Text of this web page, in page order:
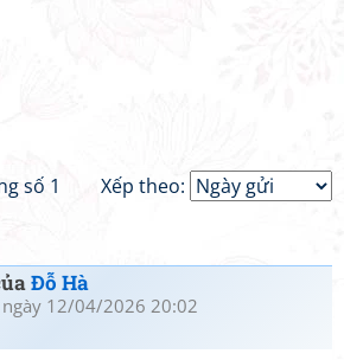
Xếp theo:
số 1
Đỗ Hà
ngày 12/04/2026 20:02